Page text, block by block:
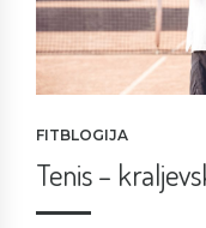
FITBLOGIJA
Tenis –